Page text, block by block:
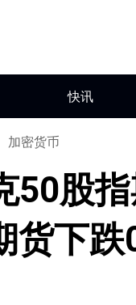
快讯
加密货币
50股
货下跌